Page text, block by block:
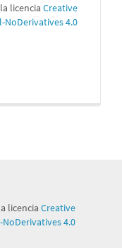
licencia Creative
4.0
licencia Creative
4.0